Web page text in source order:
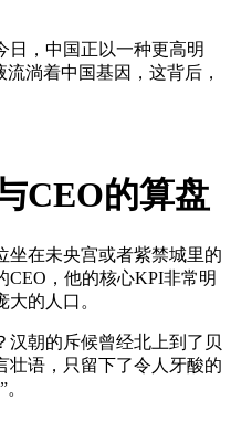
日，中国正以一种更高明
淌着中国基因，这背后，
CEO的算盘
坐在未央宫或者紫禁城里的
CEO，他的核心KPI非常明
的人口。
汉朝的斥候曾经北上到了贝
壮语，只留下了令人牙酸的